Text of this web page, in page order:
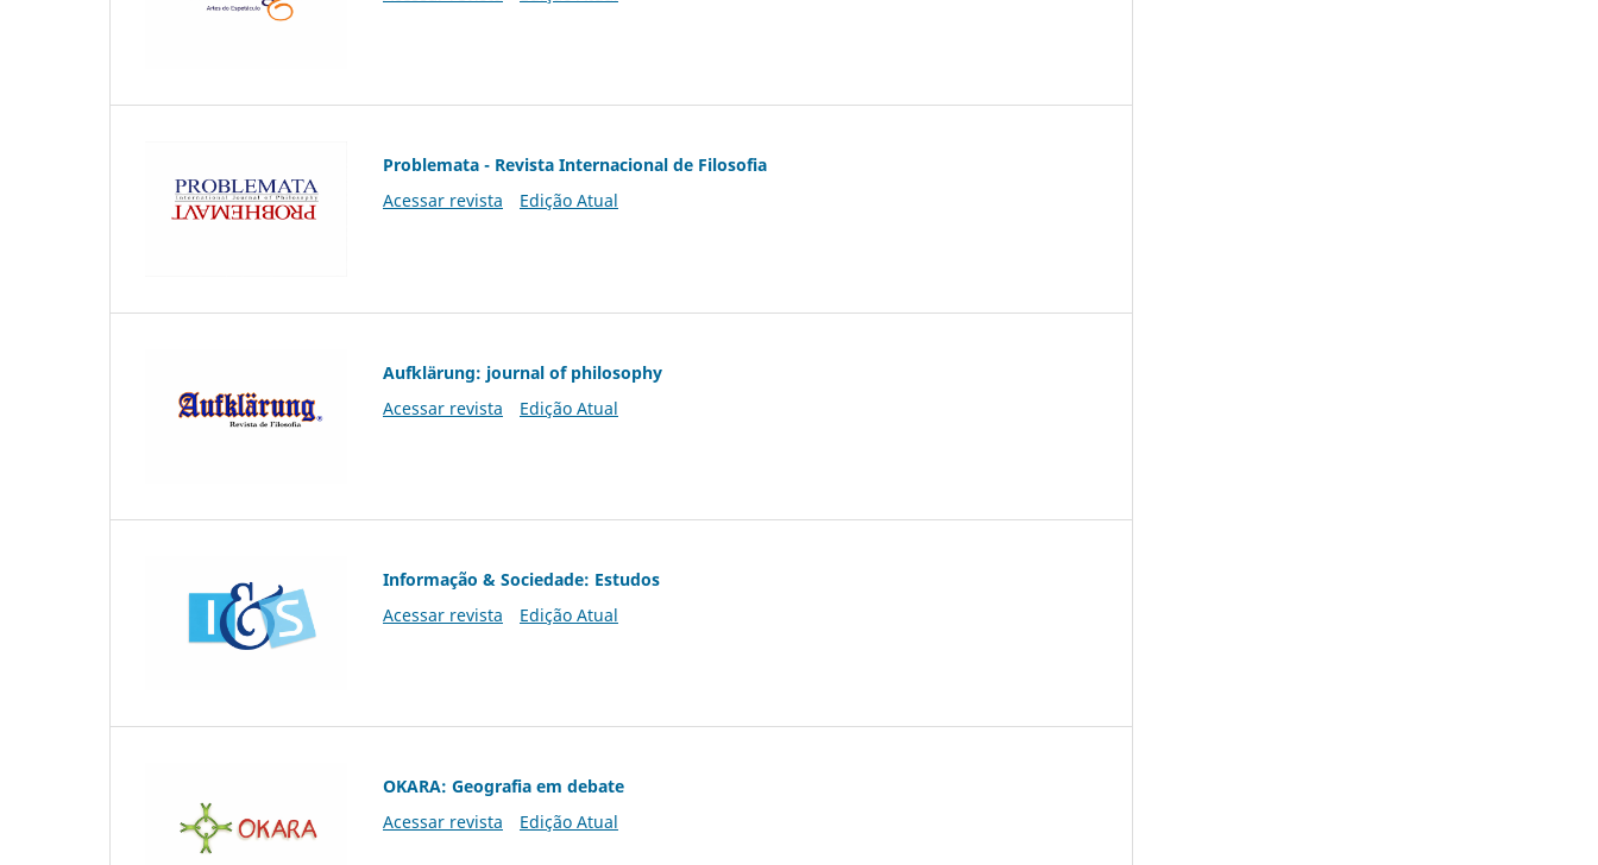
Problemata - Revista Internacional de Filosofia
Acessar revista
Edição Atual
Aufklärung: journal of philosophy
Acessar revista
Edição Atual
Informação & Sociedade: Estudos
Acessar revista
Edição Atual
OKARA: Geografia em debate
Acessar revista
Edição Atual